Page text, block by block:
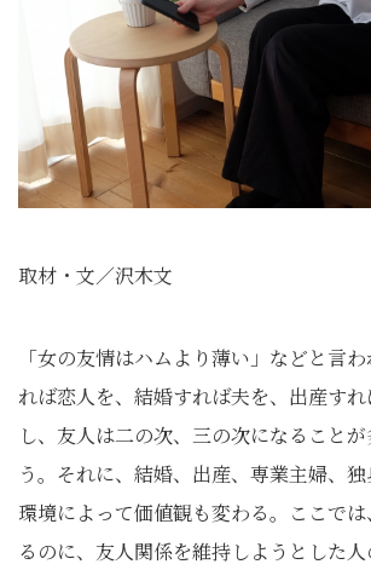
取材・文／沢木文
「女の友情はハムより薄い」などと言
れば恋人を、結婚すれば夫を、出産す
し、友人は二の次、三の次になること
う。それに、結婚、出産、専業主婦、
環境によって価値観も変わる。ここで
るのに、友人関係を維持しようとした